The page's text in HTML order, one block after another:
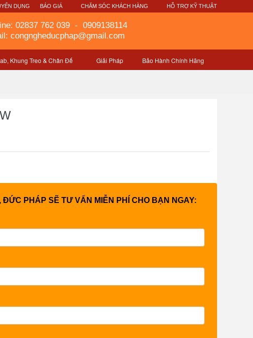
DỤNG BÁO GIÁ CHĂM SÓC KHÁCH HÀNG HỖ TRỢ KỸ THUẬT
02837 762 039 - 0909138114
congngheducphap@gmail.com
Khung Treo & Chân Đế Giải Pháp Bảo Hành Chính Hãng
PHÁP SẼ TƯ VẤN MIỄN PHÍ CHO BẠN NGAY: